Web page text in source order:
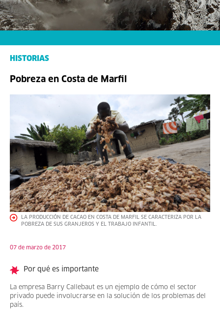
HISTORIAS
Pobreza en Costa de Marfil
LA PRODUCCIÓN DE CACAO EN COSTA DE MARFIL SE CARACTERIZA POR LA
POBREZA DE SUS GRANJEROS Y EL TRABAJO INFANTIL.
07 de marzo de 2017
Por qué es importante
La empresa Barry Callebaut es un ejemplo de cómo el sector
privado puede involucrarse en la solución de los problemas del
país.